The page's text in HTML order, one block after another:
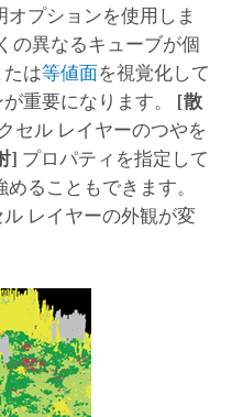
プションを使用しま
の異なるキューブが個
は等値面を視覚化して
重要になります。 [散
セル レイヤーのつやを
] プロパティを指定して
ることもできます。
レイヤーの外観が変